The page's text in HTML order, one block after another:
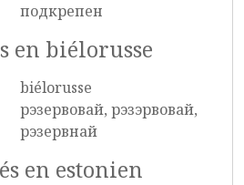
подкрепен
en biélorusse
biélorusse
рэзервовай, рэзэрвовай,
рэзервнай
en estonien